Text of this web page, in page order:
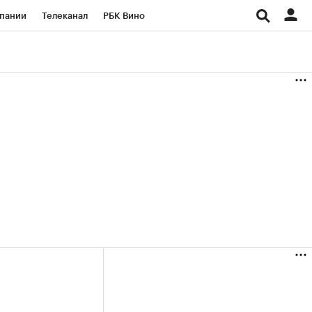
Телеканал РБК Вино